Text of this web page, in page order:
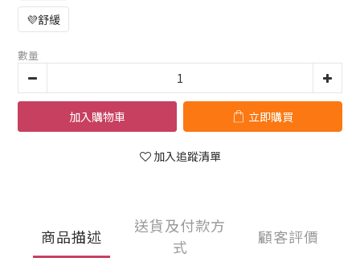
💜舒緩
數量
加入購物車 立即購買
加入追蹤清單
商品描述
送貨及付款方
式
顧客評價